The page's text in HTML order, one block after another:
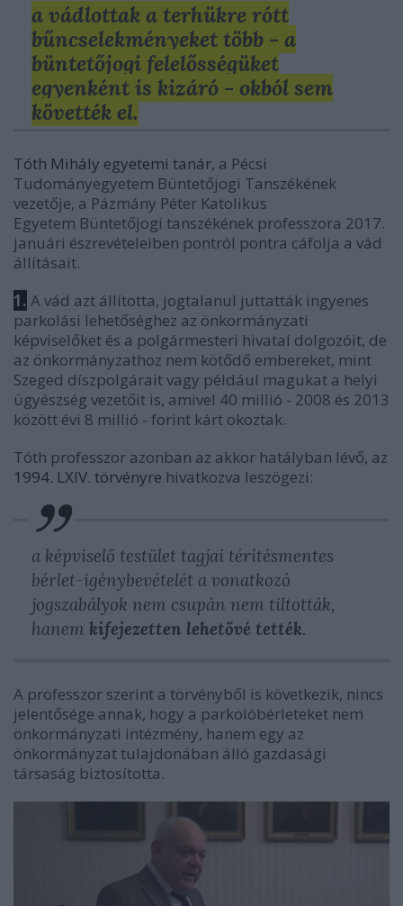
a vádlottak a terhükre rótt
bűncselekményeket több - a
büntetőjogi felelősségüket
egyenként is kizáró - okból sem
követték el.
Tóth Mihály egyetemi tanár, a Pécsi
Tudományegyetem Büntetőjogi Tanszékének
vezetője, a Pázmány Péter Katolikus
Egyetem Büntetőjogi tanszékének professzora 2017.
januári észrevételeiben pontról pontra cáfolja a vád
állításait.
1. A vád azt állította, jogtalanul juttatták ingyenes
parkolási lehetőséghez az önkormányzati
képviselőket és a polgármesteri hivatal dolgozóit, de
az önkormányzathoz nem kötődő embereket, mint
Szeged díszpolgárait vagy például magukat a helyi
ügyészség vezetőit is, amivel 40 millió - 2008 és 2013
között évi 8 millió - forint kárt okoztak.
Tóth professzor azonban az akkor hatályban lévő, az
1994. LXIV. törvényre hivatkozva leszögezi:
a képviselő testület tagjai térítésmentes
bérlet-igénybevételét a vonatkozó
jogszabályok nem csupán nem tiltották,
hanem kifejezetten lehetővé tették.
A professzor szerint a törvényből is következik, nincs
jelentősége annak, hogy a parkolóbérleteket nem
önkormányzati intézmény, hanem egy az
önkormányzat tulajdonában álló gazdasági
társaság biztosította.